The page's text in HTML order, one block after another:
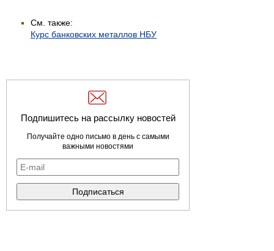
См. также:
Курс банковских металлов НБУ
Подпишитесь на рассылку новостей
Получайте одно письмо в день с самыми
важными новостями